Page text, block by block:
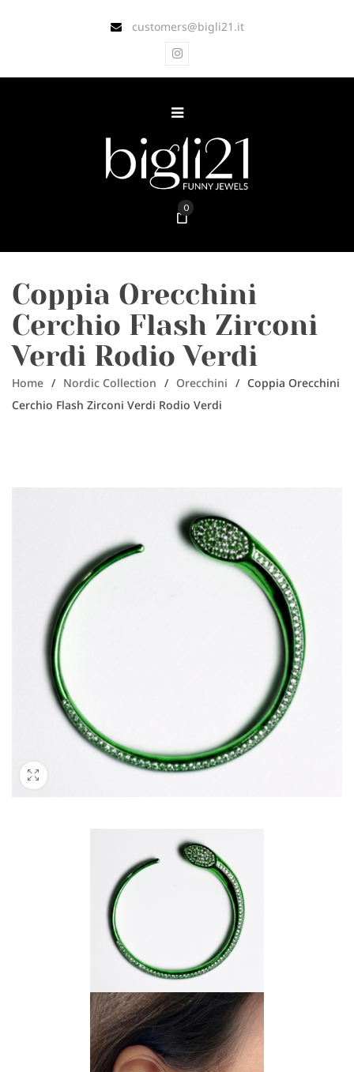
customers@bigli21.it
0
Coppia Orecchini
Cerchio Flash Zirconi
Verdi Rodio Verdi
Home / Nordic Collection / Orecchini / Coppia Orecchini
Cerchio Flash Zirconi Verdi Rodio Verdi